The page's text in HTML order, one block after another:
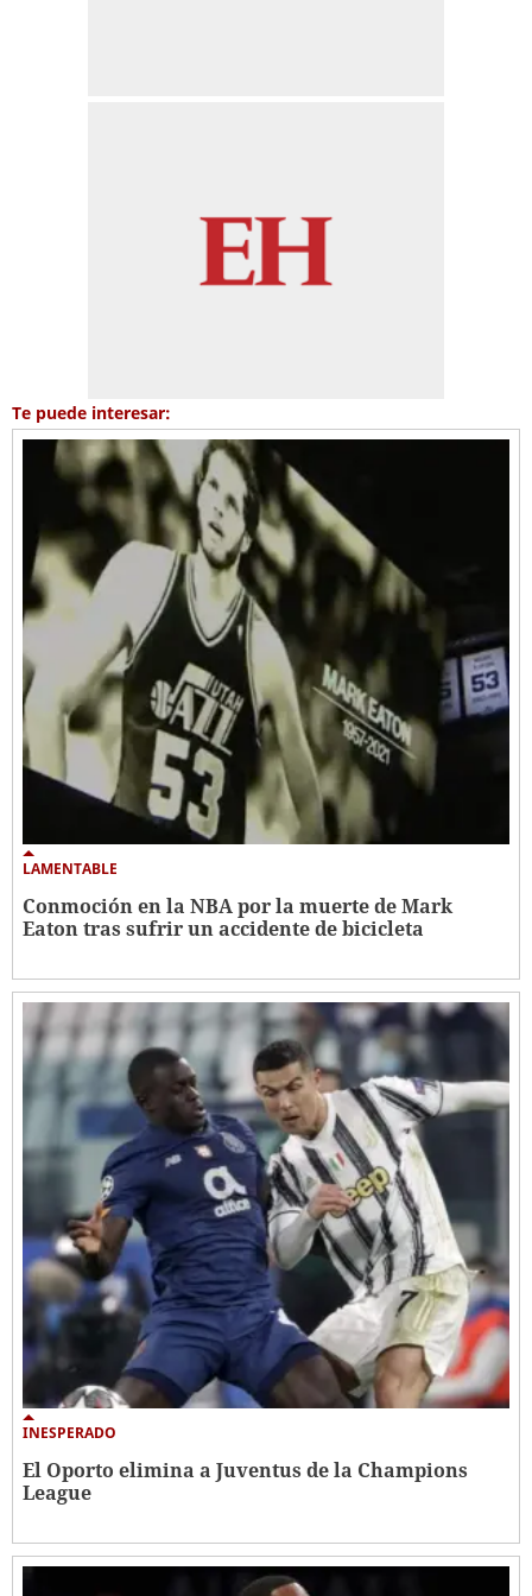
Te puede interesar:
LAMENTABLE
Conmoción en la NBA por la muerte de Mark
Eaton tras sufrir un accidente de bicicleta
INESPERADO
El Oporto elimina a Juventus de la Champions
League